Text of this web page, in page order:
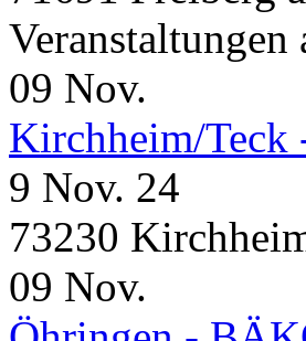
09 Nov.
Kirchheim/Teck
9 Nov. 24
73230
09 Nov.